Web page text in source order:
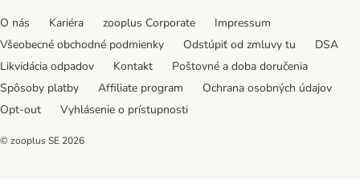
O nás Kariéra zooplus Corporate
Impressum
Všeobecné obchodné podmienky
Odstúpiť od zmluvy tu
DSA
Likvidácia odpadov
Kontakt
Poštovné a doba doručenia
Spôsoby platby
Affiliate program
Ochrana osobných údajov
Opt-out
Vyhlásenie o prístupnosti
© zooplus SE 2026